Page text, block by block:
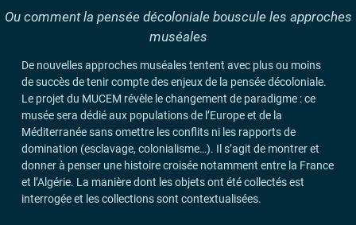
Ou comment la pensée décoloniale bouscule les approches
muséales
De nouvelles approches muséales tentent avec plus ou moins
de succès de tenir compte des enjeux de la pensée décoloniale.
Le projet du MUCEM révèle le changement de paradigme : ce
musée sera dédié aux populations de l’Europe et de la
Méditerranée sans omettre les conflits ni les rapports de
domination (esclavage, colonialisme…). Il s’agit de montrer et
donner à penser une histoire croisée notamment entre la France
et l’Algérie. La manière dont les objets ont été collectés est
interrogée et les collections sont contextualisées.